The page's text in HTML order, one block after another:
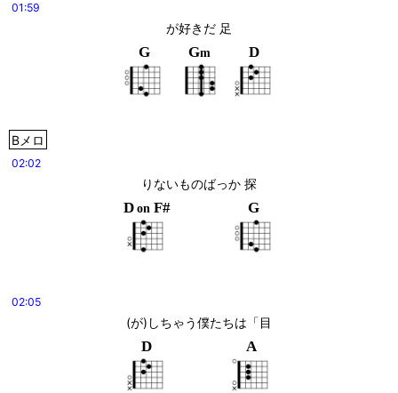
01:59
が好きだ 足
G Gm D
Bメロ
02:02
りないものばっか 探
D on F# G
02:05
(が)しちゃう僕たちは「目
D A